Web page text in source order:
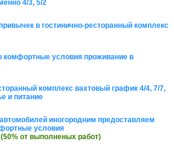
4/3, 5/2
в гостинично-ресторанный комплекс
комфортные условия проживание в
комплекс вахтовый график 4/4, 7/7,
и питание
иногородним предоставляем
условия
от выполненых работ)